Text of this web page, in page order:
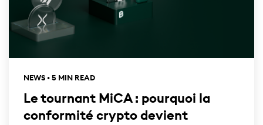
NEWS • 5 MIN READ
Le tournant MiCA : pourquoi la
conformité crypto devient